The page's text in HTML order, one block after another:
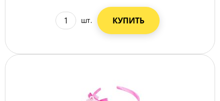
шт. КУПИТЬ